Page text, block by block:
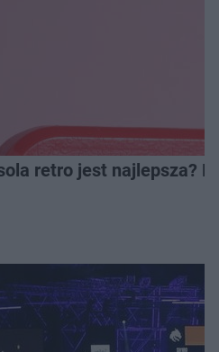
retro jest najlepsza?